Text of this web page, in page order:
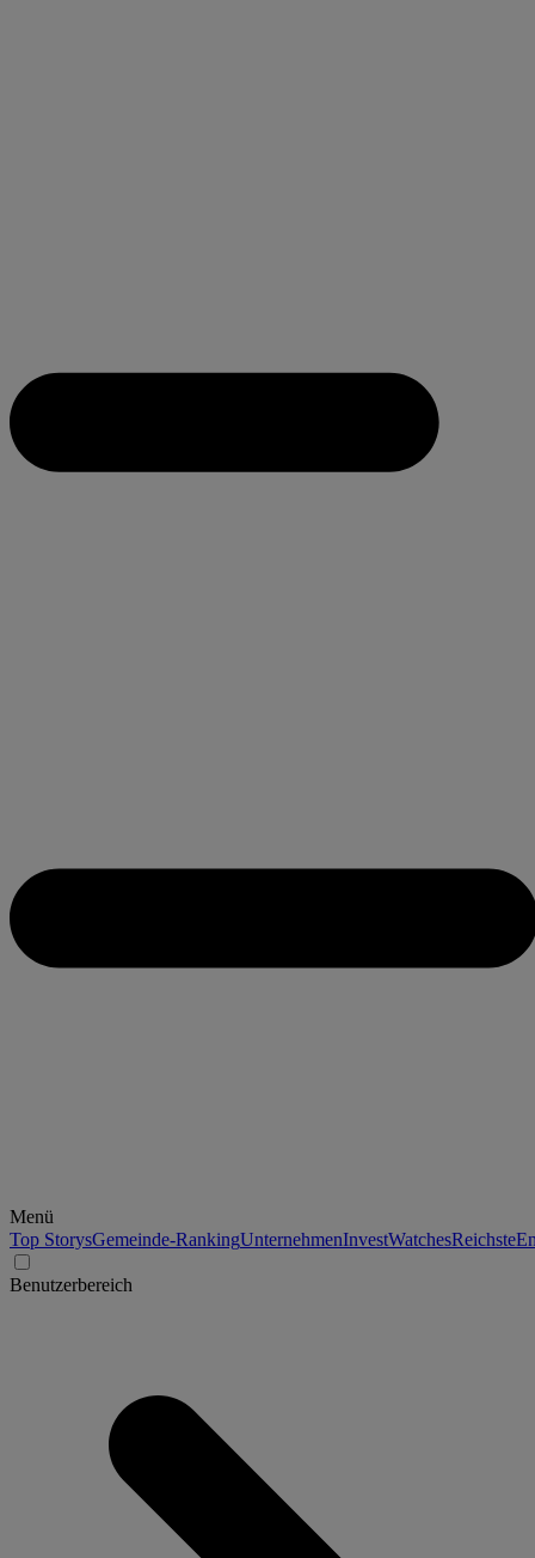
Menü
Top StorysGemeinde-RankingUnternehmenInvestWatchesReichste
Benutzerbereich